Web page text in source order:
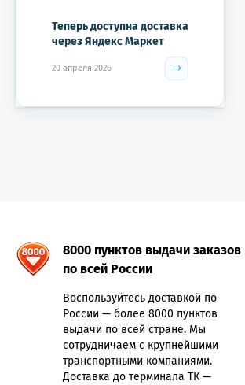
Теперь доступна доставка
через Яндекс Маркет
20 апреля 2026
8000 пунктов выдачи заказов
по всей России
Воспользуйтесь доставкой по
России — более 8000 пунктов
выдачи по всей стране. Мы
сотрудничаем с крупнейшими
транспортными компаниями.
Доставка до терминала ТК —